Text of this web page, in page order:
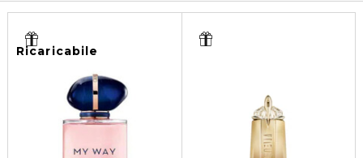
Ricaricabile